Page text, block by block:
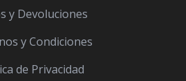
y Devoluciones
y Condiciones
de Privacidad